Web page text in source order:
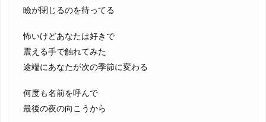
瞼が閉じるのを待ってる
怖いけどあなたは好きで
震える手で触れてみた
途端にあなたが次の季節に変わる
何度も名前を呼んで
最後の夜の向こうから